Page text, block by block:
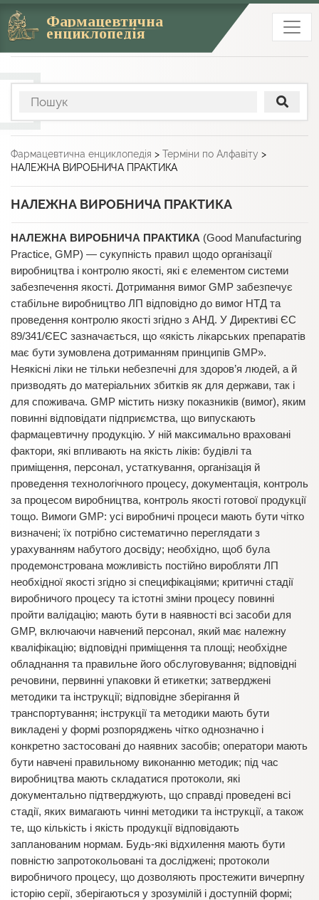
Фармацевтична
енциклопедія
Фармацевтична енциклопедія > Терміни по Алфавіту >
НАЛЕЖНА ВИРОБНИЧА ПРАКТИКА
НАЛЕЖНА ВИРОБНИЧА ПРАКТИКА
НАЛЕЖНА ВИРОБНИЧА ПРАКТИКА (Good Manufacturing
Practice, GMP) — сукупність правил щодо організації
виробництва і контролю якості, які є елементом системи
забезпечення якості. Дотримання вимог GMP забезпечує
стабільне виробництво ЛП відповідно до вимог НТД та
проведення контролю якості згідно з АНД. У Директиві ЄС
89/341/ЄЕС зазначається, що «якість лікарських препаратів
має бути зумовлена дотриманням принципів GMP».
Неякісні ліки не тільки небезпечні для здоров’я людей, а й
призводять до матеріальних збитків як для держави, так і
для споживача. GMP містить низку показників (вимог), яким
повинні відповідати підприємства, що випускають
фармацевтичну продукцію. У ній максимально враховані
фактори, які впливають на якість ліків: будівлі та
приміщення, персонал, устаткування, організація й
проведення технологічного процесу, документація, контроль
за процесом виробництва, контроль якості готової продукції
тощо. Вимоги GMP: усі виробничі процеси мають бути чітко
визначені; їх потрібно систематично переглядати з
урахуванням набутого досвіду; необхідно, щоб була
продемонстрована можливість постійно виробляти ЛП
необхідної якості згідно зі специфікаціями; критичні стадії
виробничого процесу та істотні зміни процесу повинні
пройти валідацію; мають бути в наявності всі засоби для
GMP, включаючи навчений персонал, який має належну
кваліфікацію; відповідні приміщення та площі; необхідне
обладнання та правильне його обслуговування; відповідні
речовини, первинні упаковки й етикетки; затверджені
методики та інструкції; відповідне зберігання й
транспортування; інструкції та методики мають бути
викладені у формі розпоряджень чітко однозначно і
конкретно застосовані до наявних засобів; оператори мають
бути навчені правильному виконанню методик; під час
виробництва мають складатися протоколи, які
документально підтверджують, що справді проведені всі
стадії, яких вимагають чинні методики та інструкції, а також
те, що кількість і якість продукції відповідають
запланованим нормам. Будь-які відхилення мають бути
повністю запротокольовані та досліджені; протоколи
виробничого процесу, що дозволяють простежити вичерпну
історію серії, зберігаються у зрозумілій і доступній формі;